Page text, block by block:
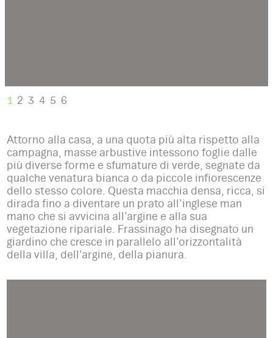
1 2 3 4 5 6
Attorno alla casa, a una quota più alta rispetto alla
campagna, masse arbustive intessono foglie dalle
più diverse forme e sfumature di verde, segnate da
qualche venatura bianca o da piccole infiorescenze
dello stesso colore. Questa macchia densa, ricca, si
dirada fino a diventare un prato all’inglese man
mano che si avvicina all’argine e alla sua
vegetazione ripariale. Frassinago ha disegnato un
giardino che cresce in parallelo all’orizzontalità
della villa, dell’argine, della pianura.